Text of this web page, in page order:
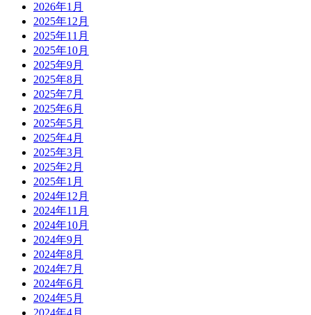
2026年1月
2025年12月
2025年11月
2025年10月
2025年9月
2025年8月
2025年7月
2025年6月
2025年5月
2025年4月
2025年3月
2025年2月
2025年1月
2024年12月
2024年11月
2024年10月
2024年9月
2024年8月
2024年7月
2024年6月
2024年5月
2024年4月